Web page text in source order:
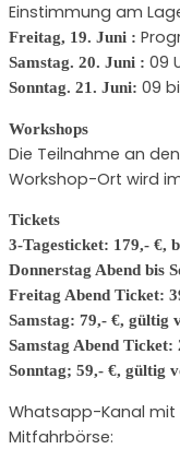
Einstimmung am
Freitag, 19. Juni :
Samstag. 20. Juni : 09
Sonntag. 21. Juni: 09
Workshops
Die Teilnahme an
Workshop-Ort wird
Tickets
3-Tagesticket: 179,- €,
Donnerstag Abend bis
Freitag Abend Ticket:
Samstag: 79,- €, gültig
Samstag Abend
Sonntag; 59,- €, gültig
Whatsapp-Kanal mit
Mitfahrbörse: